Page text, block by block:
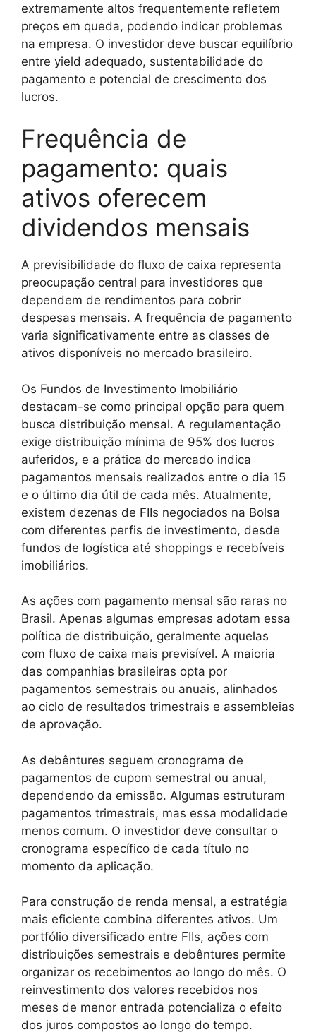
extremamente altos frequentemente refletem
preços em queda, podendo indicar problemas
na empresa. O investidor deve buscar equilíbrio
entre yield adequado, sustentabilidade do
pagamento e potencial de crescimento dos
lucros.
Frequência de
pagamento: quais
ativos oferecem
dividendos mensais
A previsibilidade do fluxo de caixa representa
preocupação central para investidores que
dependem de rendimentos para cobrir
despesas mensais. A frequência de pagamento
varia significativamente entre as classes de
ativos disponíveis no mercado brasileiro.
Os Fundos de Investimento Imobiliário
destacam-se como principal opção para quem
busca distribuição mensal. A regulamentação
exige distribuição mínima de 95% dos lucros
auferidos, e a prática do mercado indica
pagamentos mensais realizados entre o dia 15
e o último dia útil de cada mês. Atualmente,
existem dezenas de FIIs negociados na Bolsa
com diferentes perfis de investimento, desde
fundos de logística até shoppings e recebíveis
imobiliários.
As ações com pagamento mensal são raras no
Brasil. Apenas algumas empresas adotam essa
política de distribuição, geralmente aquelas
com fluxo de caixa mais previsível. A maioria
das companhias brasileiras opta por
pagamentos semestrais ou anuais, alinhados
ao ciclo de resultados trimestrais e assembleias
de aprovação.
As debêntures seguem cronograma de
pagamentos de cupom semestral ou anual,
dependendo da emissão. Algumas estruturam
pagamentos trimestrais, mas essa modalidade
menos comum. O investidor deve consultar o
cronograma específico de cada título no
momento da aplicação.
Para construção de renda mensal, a estratégia
mais eficiente combina diferentes ativos. Um
portfólio diversificado entre FIIs, ações com
distribuições semestrais e debêntures permite
organizar os recebimentos ao longo do mês. O
reinvestimento dos valores recebidos nos
meses de menor entrada potencializa o efeito
dos juros compostos ao longo do tempo.